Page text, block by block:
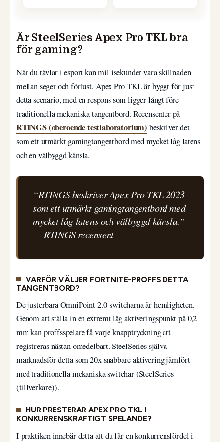
Är SteelSeries Apex Pro TKL bra
för gaming?
När du tävlar i esport kan millisekunder vara skillnaden
mellan seger och förlust. Apex Pro TKL är byggt för just
detta scenario, med en respons som ligger långt före
traditionella mekaniska tangentbord. Recensenter på
RTINGS (oberoende testlaboratorium) beskriver det
som ett utmärkt gamingtangentbord med mycket låg latens
och en välbyggd känsla.
“RTINGS beskriver Apex Pro TKL 2023
som ett utmärkt gamingtangentbord med
mycket låg latens och välbyggd känsla.”
— RTINGS recensent
VARFÖR VÄLJER FORTNITE-PROFFS DETTA
TANGENTBORD?
De justerbara OmniPoint 2.0-switcharna är hemligheten.
Genom att ställa in en extremt låg aktiveringspunkt på 0,2
mm kan proffsspelare få varje knapptryckning att
registreras nästan omedelbart. SteelSeries själva
marknadsför detta som 20x snabbare aktivering jämfört
med traditionella mekaniska switchar (SteelSeries
(tillverkare)).
HUR PRESTERAR APEX PRO TKL I
KONKURRENSKRAFTIGT SPELANDE?
I praktiken innebär detta att du får en konkurrensfördel i